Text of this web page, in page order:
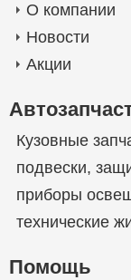
О компании
Новости
Акции
Кузовные
подвески,
приборы
технические
Помощь